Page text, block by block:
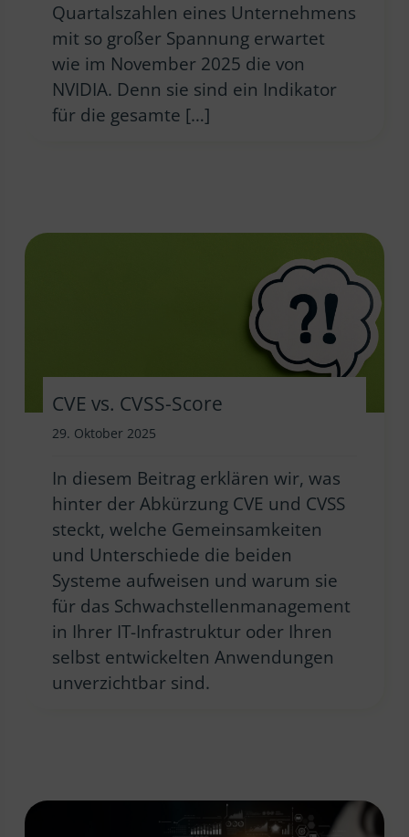
Quartalszahlen eines Unternehmens
mit so großer Spannung erwartet
wie im November 2025 die von
NVIDIA. Denn sie sind ein Indikator
für die gesamte […]
CVE vs. CVSS-Score
29. Oktober 2025
In diesem Beitrag erklären wir, was
hinter der Abkürzung CVE und CVSS
steckt, welche Gemeinsamkeiten
und Unterschiede die beiden
Systeme aufweisen und warum sie
für das Schwachstellenmanagement
in Ihrer IT-Infrastruktur oder Ihren
selbst entwickelten Anwendungen
unverzichtbar sind.